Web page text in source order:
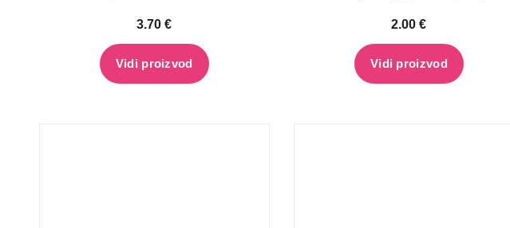
3.70€
Vidi proizvod
2.00€
Vidi proizvod